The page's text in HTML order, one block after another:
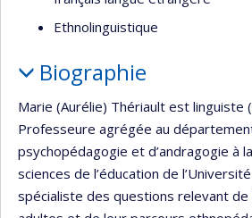
Ethnolinguistique
Biographie
Marie (Aurélie) Thériault est linguiste
Professeure agrégée au
psychopédagogie et d’andragogie à
sciences de l’éducation de
spécialiste des questions relevant